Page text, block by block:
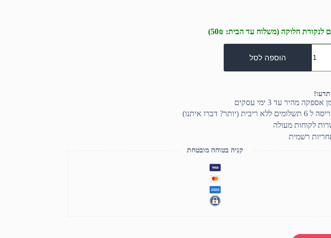
לנקודת חלוקה (משלוח עד הבית: 50₪)
הוספה לסל
אספקה מהיר עד 3 ימי עסקים
תשלומים ללא ריבית (יותר? דברו איתנו)
לקוחות מעולה
רשמית
קניה בטוחה מובטחת